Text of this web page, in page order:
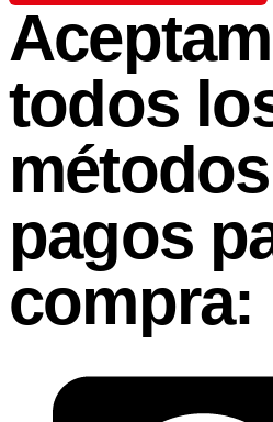
todos
pagos
compra: